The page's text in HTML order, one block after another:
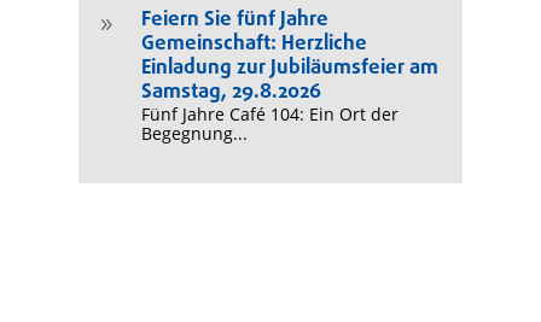
9
Feiern Sie fünf Jahre
Gemeinschaft: Herzliche
Einladung zur Jubiläumsfeier am
Samstag, 29.8.2026
Fünf Jahre Café 104: Ein Ort der
Begegnung...